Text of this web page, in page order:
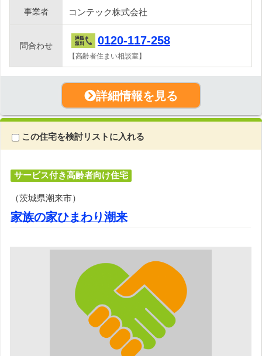
事業者 コンテック株式会社
問合わせ 0120-117-258
【高齢者住まい相談室】
詳細情報を見る
この住宅を検討リストに入れる
サービス付き高齢者向け住宅
（茨城県潮来市）
家族の家ひまわり潮来